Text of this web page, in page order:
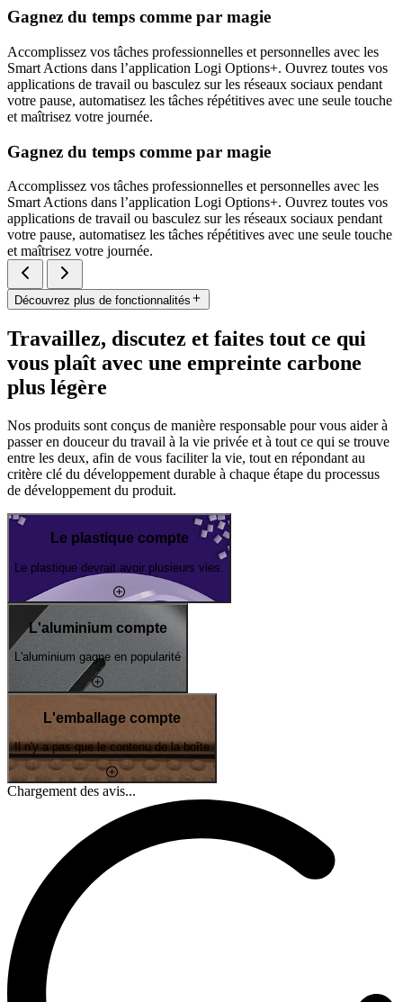
Gagnez du temps comme par magie
Accomplissez vos tâches professionnelles et personnelles avec les
Smart Actions dans l’application Logi Options+. Ouvrez toutes vos
applications de travail ou basculez sur les réseaux sociaux pendant
votre pause, automatisez les tâches répétitives avec une seule touche
et maîtrisez votre journée.
Gagnez du temps comme par magie
Accomplissez vos tâches professionnelles et personnelles avec les
Smart Actions dans l’application Logi Options+. Ouvrez toutes vos
applications de travail ou basculez sur les réseaux sociaux pendant
votre pause, automatisez les tâches répétitives avec une seule touche
et maîtrisez votre journée.
Découvrez plus de fonctionnalités
Travaillez, discutez et faites tout ce qui
vous plaît avec une empreinte carbone
plus légère
Nos produits sont conçus de manière responsable pour vous aider à
passer en douceur du travail à la vie privée et à tout ce qui se trouve
entre les deux, afin de vous faciliter la vie, tout en répondant au
critère clé du développement durable à chaque étape du processus
de développement du produit.
Le plastique compte
Le plastique devrait avoir plusieurs vies.
L'aluminium compte
L'aluminium gagne en popularité
L'emballage compte
Il n'y a pas que le contenu de la boîte
Chargement des avis...